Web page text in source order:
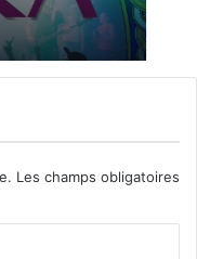
Les champs obligatoires